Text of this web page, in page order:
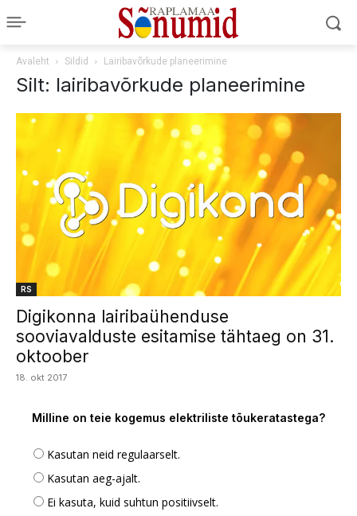
Avaleht Sildid Lairibavõrkude planeerimine
Silt: lairibavõrkude planeerimine
RS
Digikonna lairibaühenduse
sooviavalduste esitamise tähtaeg on 31.
oktoober
18. okt 2017
Milline on teie kogemus elektriliste tõukeratastega?
Kasutan neid regulaarselt.
Kasutan aeg-ajalt.
Ei kasuta, kuid suhtun positiivselt.